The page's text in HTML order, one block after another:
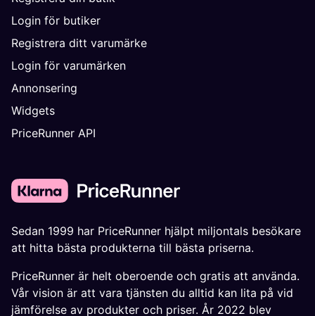
Login för butiker
Registrera ditt varumärke
Login för varumärken
Annonsering
Widgets
PriceRunner API
Sedan 1999 har PriceRunner hjälpt miljontals besökare
att hitta bästa produkterna till bästa priserna.
PriceRunner är helt oberoende och gratis att använda.
Vår vision är att vara tjänsten du alltid kan lita på vid
jämförelse av produkter och priser. År 2022 blev